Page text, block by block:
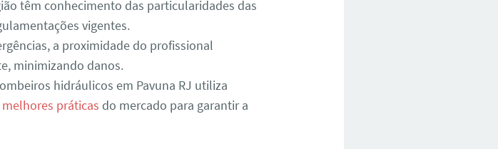
têm conhecimento das particularidades das
vigentes.
a proximidade do profissional
minimizando danos.
hidráulicos em Pavuna RJ utiliza
melhores práticas do mercado para garantir a